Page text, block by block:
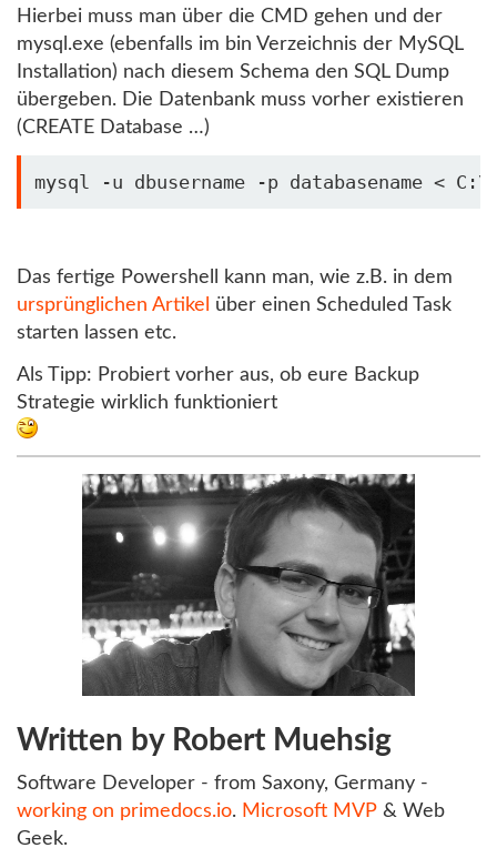
Hierbei muss man über die CMD gehen und der
mysql.exe (ebenfalls im bin Verzeichnis der MySQL
Installation) nach diesem Schema den SQL Dump
übergeben. Die Datenbank muss vorher existieren
(CREATE Database …)
mysql -u dbusername -p databasename <
Das fertige Powershell kann man, wie z.B. in dem
ursprünglichen Artikel
über einen Scheduled Task
starten lassen etc.
Als Tipp: Probiert vorher aus, ob eure Backup
Strategie wirklich funktioniert
Written by Robert Muehsig
Software Developer - from Saxony, Germany -
working on primedocs.io. Microsoft MVP & Web
Geek.